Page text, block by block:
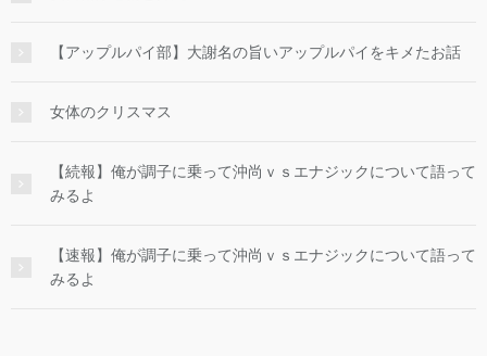
【アップルパイ部】大謝名の旨いアップルパイをキメたお話
女体のクリスマス
【続報】俺が調子に乗って沖尚ｖｓエナジックについて語って
みるよ
【速報】俺が調子に乗って沖尚ｖｓエナジックについて語って
みるよ